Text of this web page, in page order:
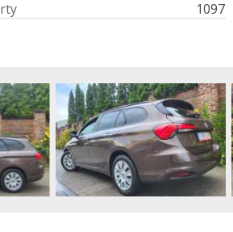
rty 1097